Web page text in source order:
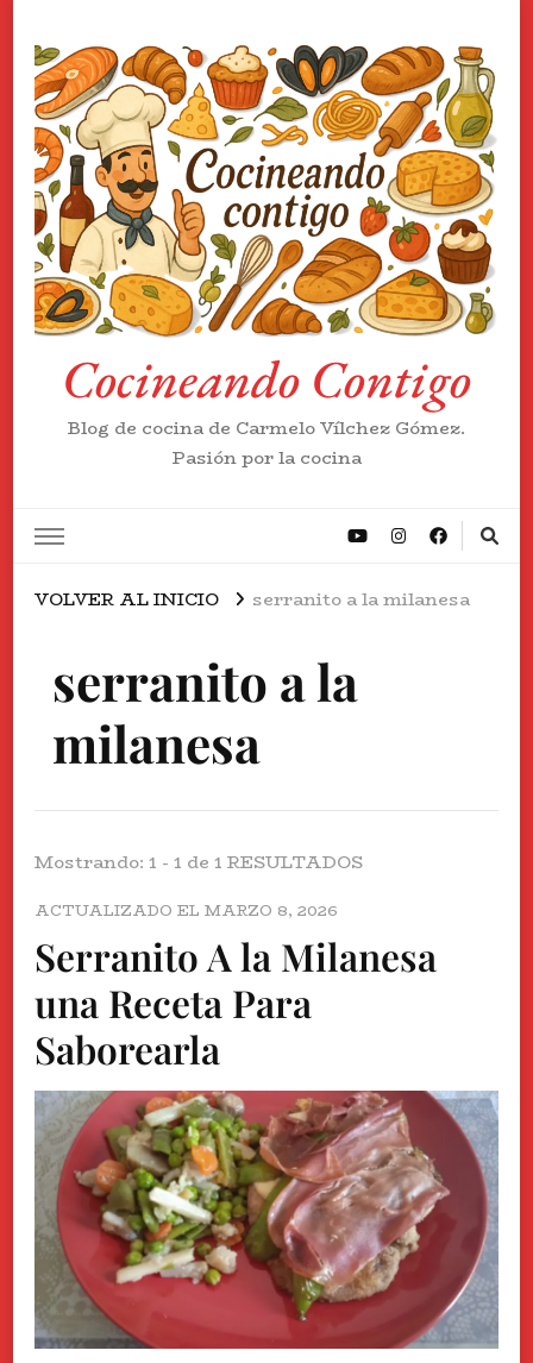
Cocineando Contigo
Blog de cocina de Carmelo Vílchez Gómez.
Pasión por la cocina
VOLVER AL INICIO serranito a la milanesa
serranito a la
milanesa
Mostrando: 1 - 1 de 1 RESULTADOS
ACTUALIZADO EL MARZO 8, 2026
Serranito A la Milanesa
una Receta Para
Saborearla